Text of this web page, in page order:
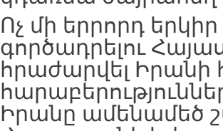
Ոչ մի երրորդ
գործադրելու
հրաժարվել Իրանի
Իրանը ամենամեծ